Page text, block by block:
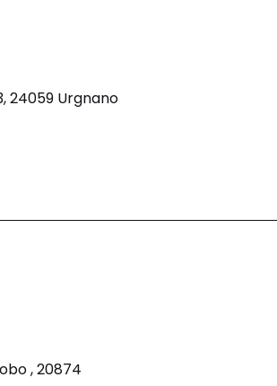
24059 Urgnano
,20874